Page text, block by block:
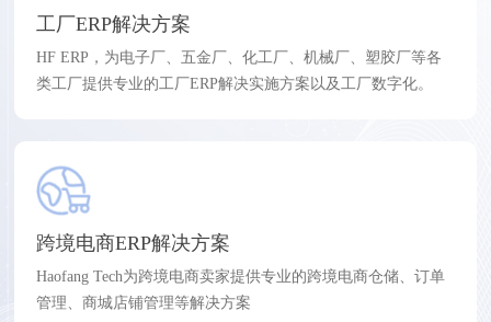
工厂ERP解决方案
HF ERP，为电子厂、五金厂、化工厂、机械厂、塑胶厂等各
类工厂提供专业的工厂ERP解决实施方案以及工厂数字化。
跨境电商ERP解决方案
Haofang Tech为跨境电商卖家提供专业的跨境电商仓储、订单
管理、商城店铺管理等解决方案